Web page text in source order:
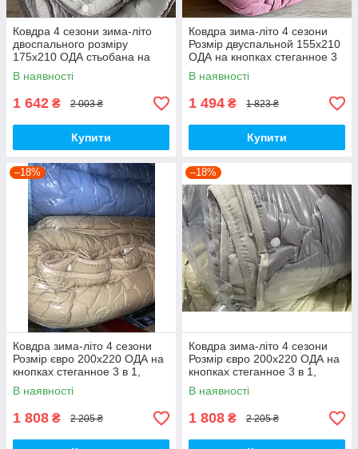
Ковдра 4 сезони зима-літо
двоспального розміру
175х210 ОДА стьобана на
кнопках 3 в 1, Колір-сірий
В наявності
1 642 ₴ 2 003 ₴
Купити
Ковдра зима-літо 4 сезони
Розмір двуспальной 155х210
ОДА на кнопках стеганное 3
в 1, Колір - Малиновий
В наявності
1 494 ₴ 1 823 ₴
Купити
–18%
Ковдра зима-літо 4 сезони
Розмір євро 200х220 ОДА на
кнопках стеганное 3 в 1,
висока якість
В наявності
1 808 ₴ 2 205 ₴
–18%
Ковдра зима-літо 4 сезони
Розмір євро 200х220 ОДА на
кнопках стеганное 3 в 1,
висока якість
В наявності
1 808 ₴ 2 205 ₴